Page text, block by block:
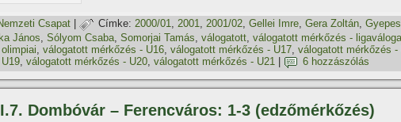
Csapat Címke: 2000/01, 2001, 2001/02, Gellei Imre, Gera Zoltán,
János, Sólyom Csaba, Somorjai Tamás, válogatott, válogatott mérkőzés -
, válogatott mérkőzés - U16, válogatott mérkőzés - U17, válogatott mérkőzés -
, válogatott mérkőzés - U20, válogatott mérkőzés - U21 6 hozzászólás
Dombóvár – Ferencváros: 1-3 (edzőmérkőzés)